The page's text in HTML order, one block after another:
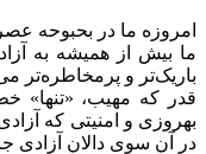
امروزه ما در بحبوحه
ما بیش از همیشه به
باریک‌تر و پرمخاطره‌تر
قدر که مهیب، «تنها»
بهروزی و امنیتی که
در آن سوی دالان آزادی